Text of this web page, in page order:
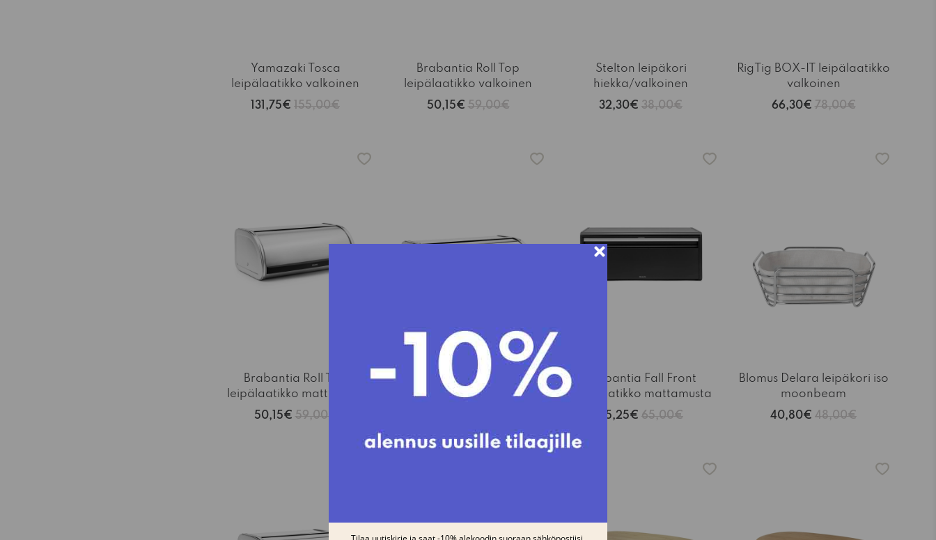
Yamazaki Tosca
leipälaatikko valkoinen
131,75€ 155,00€
Brabantia Roll Top
leipälaatikko valkoinen
50,15€ 59,00€
Stelton leipäkori
hiekka/valkoinen
32,30€ 38,00€
RigTig BOX-IT leipälaatikko
valkoinen
66,30€ 78,00€
Brabantia Roll Top
leipälaatikko mattateräs
50,15€ 59,00€
Brabantia Roll Top
leipälaatikko kiiltävä teräs
Brabantia Fall Front
leipälaatikko mattamusta
55,25€ 65,00€
Blomus Delara leipäkori iso
moonbeam
40,80€ 48,00€